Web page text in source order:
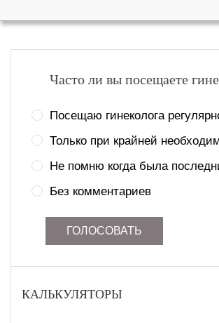
Часто ли вы посещаете
Посещаю гинеколога
Только при крайней
Не помню когда была
Без комментариев
ГОЛОСОВАТЬ
КАЛЬКУЛЯТОРЫ